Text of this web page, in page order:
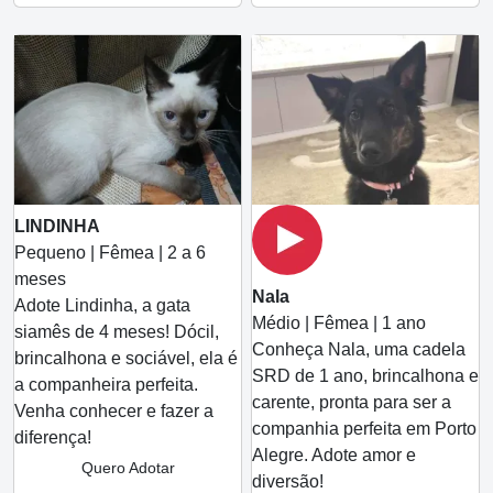
LINDINHA
Pequeno | Fêmea | 2 a 6
meses
Adote Lindinha, a gata
siamês de 4 meses! Dócil,
brincalhona e sociável, ela é
a companheira perfeita.
Venha conhecer e fazer a
diferença!
Quero Adotar
Nala
Médio | Fêmea | 1 ano
Conheça Nala, uma cadela
SRD de 1 ano, brincalhona e
carente, pronta para ser a
companhia perfeita em Porto
Alegre. Adote amor e
diversão!